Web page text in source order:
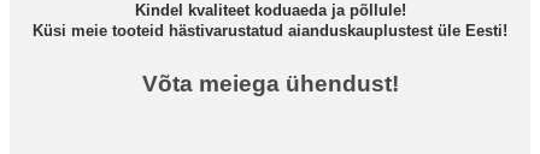
Kindel kvaliteet koduaeda ja põllule!
Küsi meie tooteid hästivarustatud aianduskauplustest üle Eesti!
Võta meiega ühendust!